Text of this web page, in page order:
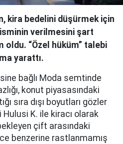
kira bedelini düşürmek için
verilmesini şart
oldu. “Özel hüküm” talebi
yarattı.
bağlı Moda semtinde
konut piyasasındaki
sıra dışı boyutları gözler
K. ile kiracı olarak
çift arasındaki
benzerine rastlanmamış